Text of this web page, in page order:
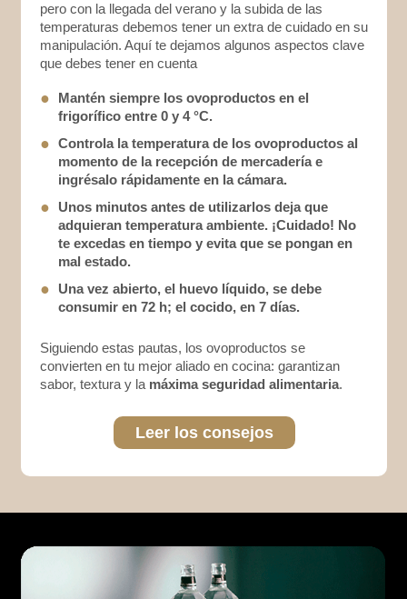
pero con la llegada del verano y la subida de las
temperaturas debemos tener un extra de cuidado en su
manipulación. Aquí te dejamos algunos aspectos clave
que debes tener en cuenta
●
Mantén siempre los ovoproductos en el
frigorífico entre 0 y 4 °C.
● Controla la temperatura de los ovoproductos al
momento de la recepción de mercadería e
ingrésalo rápidamente en la cámara.
●
Unos minutos antes de utilizarlos deja que
adquieran temperatura ambiente. ¡Cuidado! No
te excedas en tiempo y evita que se pongan en
mal estado.
●
Una vez abierto, el huevo líquido, se debe
consumir en 72 h; el cocido, en 7 días.
Siguiendo estas pautas, los ovoproductos se
convierten en tu mejor aliado en cocina: garantizan
sabor, textura y la máxima seguridad alimentaria.
Leer los consejos